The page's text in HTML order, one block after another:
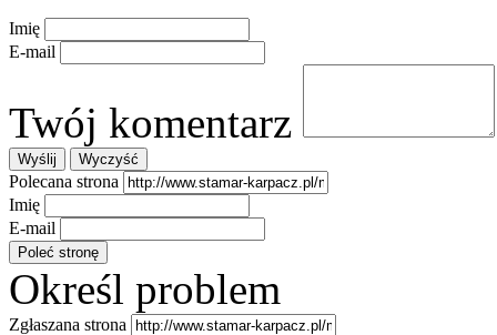
Imię
E-mail
Twój komentarz
Polecana strona
Imię
E-mail
Określ problem
Zgłaszana strona